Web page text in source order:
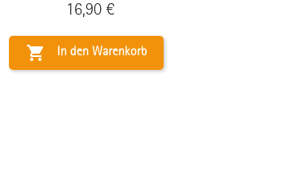
Preis
16,90 €
 In den Warenkorb